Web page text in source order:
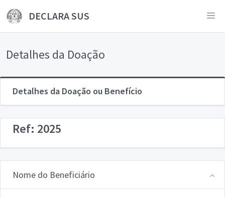
DECLARA SUS
Detalhes da Doação
Detalhes da Doação ou Benefício
Ref: 2025
Nome do Beneficiário